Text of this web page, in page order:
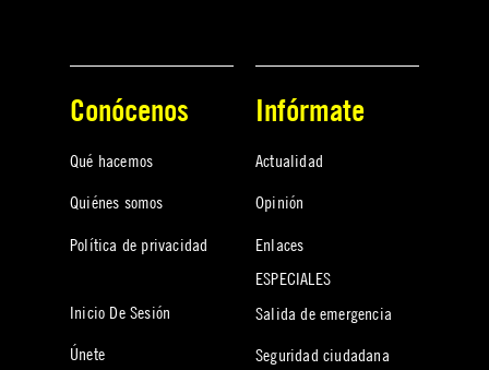
Conócenos
Qué hacemos
Quiénes somos
Política de privacidad
Inicio De Sesión
Únete
Infórmate
Actualidad
Opinión
Enlaces
ESPECIALES
Salida de emergencia
Seguridad ciudadana